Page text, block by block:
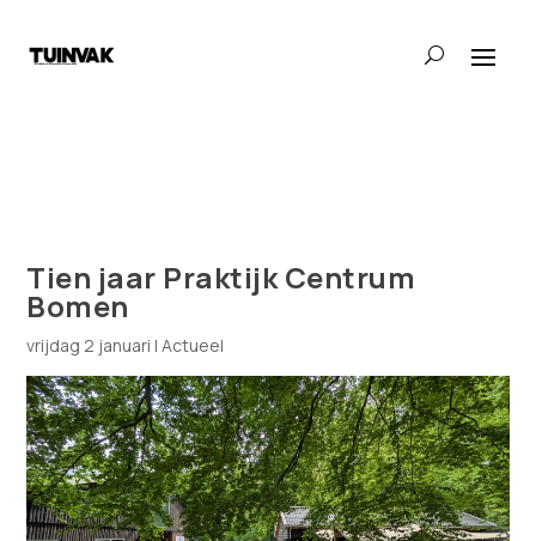
Tien jaar Praktijk Centrum
Bomen
vrijdag 2 januari |Actueel